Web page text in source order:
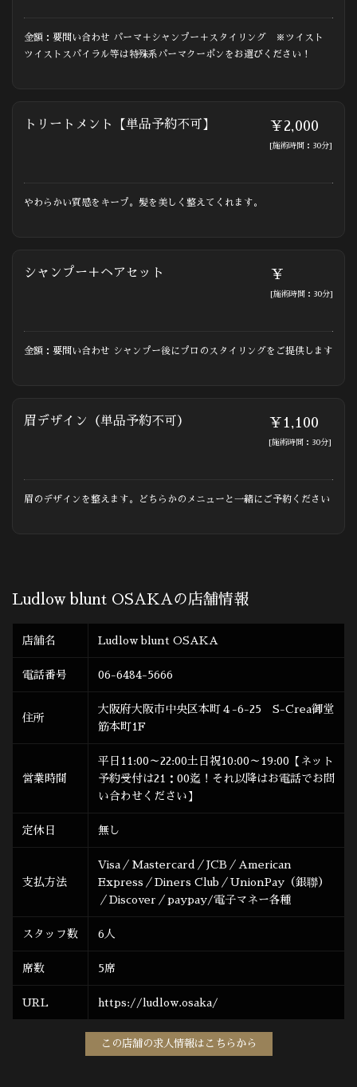
金額：要問い合わせ パーマ＋シャンプー＋スタイリング ※ツイスト
ツイストスパイラル等は特殊系パーマクーポンをお選びください！
トリートメント【単品予約不可】 ￥2,000
[施術時間：30分]
やわらかい質感をキープ。髪を美しく整えてくれます。
シャンプー＋ヘアセット ￥
[施術時間：30分]
金額：要問い合わせ シャンプー後にプロのスタイリングをご提供します
眉デザイン（単品予約不可） ￥1,100
[施術時間：30分]
眉のデザインを整えます。どちらかのメニューと一緒にご予約ください
Ludlow blunt OSAKAの店舗情報
店舗名 Ludlow blunt OSAKA
電話番号 06-6484-5666
住所
大阪府大阪市中央区本町４-6-25 S-Crea御堂
筋本町1F
営業時間
平日11:00～22:00土日祝10:00～19:00【ネット
予約受付は21：00迄！それ以降はお電話でお問
い合わせください】
定休日 無し
支払方法
Visa／Mastercard／JCB／American
Express／Diners Club／UnionPay（銀聯）
／Discover／paypay/電子マネー各種
スタッフ数 6人
席数 5席
URL https://ludlow.osaka/
この店舗の求人情報はこちらから